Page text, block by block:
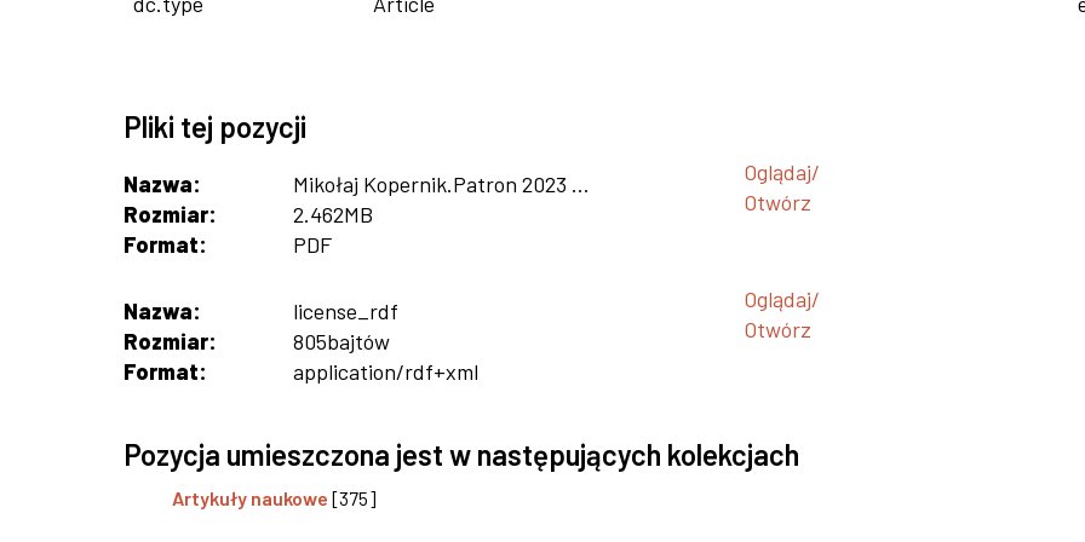
Pliki tej pozycji
Nazwa:
Mikołaj Kopernik.Patron 2023 ...
Rozmiar:
2.462MB
Format:
PDF
Oglądaj/
Otwórz
Nazwa:
license_rdf
Rozmiar:
805bajtów
Format:
application/rdf+xml
Oglądaj/
Otwórz
Pozycja umieszczona jest w następujących kolekcjach
Artykuły naukowe [375]